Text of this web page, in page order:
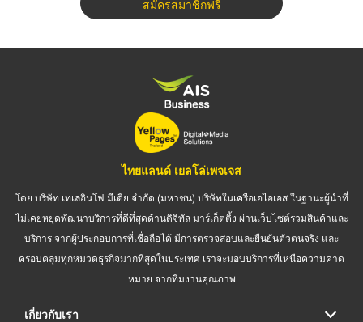
สมัครสมาชิกฟรี
ไทยแลนด์ เยลโล่เพจเจส
โดย บริษัท เทเลอินโฟ มีเดีย จำกัด (มหาชน) บริษัทในเครือเอไอเอส ในฐานะผู้นำที่
ไม่เคยหยุดพัฒนาบริการที่ดีที่สุดด้านดิจิทัล มาร์เก็ตติ้ง ผ่านเว็บไซต์รวมสินค้าและ
บริการ จากผู้ประกอบการที่เชื่อถือได้ มีการตรวจสอบและยืนยันตัวตนจริง และ
ครอบคลุมทุกหมวดธุรกิจมากที่สุดในประเทศ เราจะมอบบริการที่เหนือความคาด
หมาย จากทีมงานคุณภาพ
เกี่ยวกับเรา